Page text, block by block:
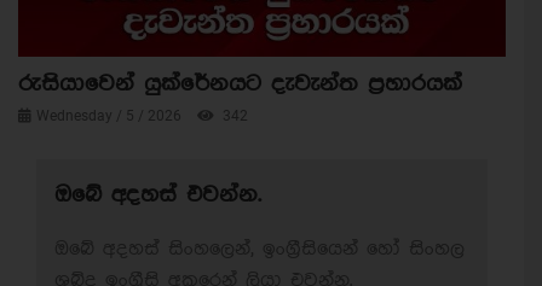
රුසියාවෙන් යුක්රේනයට දැවැන්ත ප්‍රහාරයක්
Wednesday / 5 / 2026 342
ඔබේ අදහස් එවන්න.